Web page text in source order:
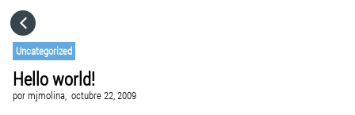
Uncategorized
Hello world!
pormjmolina, octubre 22, 2009